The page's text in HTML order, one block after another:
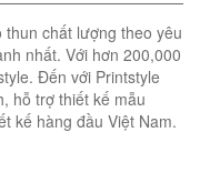
thun chất lượng theo yêu
nhất. Với hơn 200,000
Đến với Printstyle
hỗ trợ thiết kế mẫu
kế hàng đầu Việt Nam.